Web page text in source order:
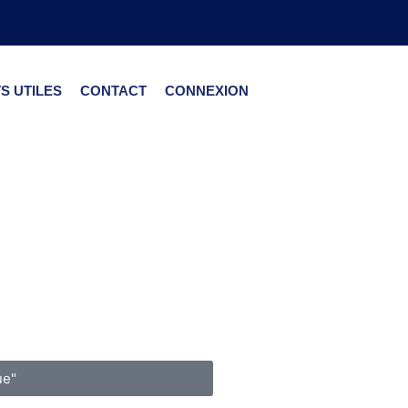
UTILES CONTACT CONNEXION